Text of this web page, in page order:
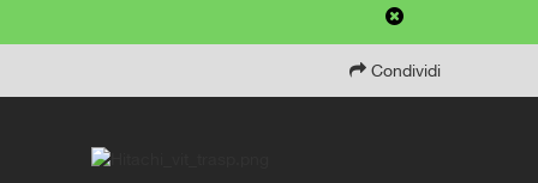
Condividi